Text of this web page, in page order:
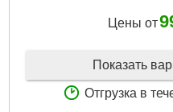
Цены от
Показать
Отгрузка в